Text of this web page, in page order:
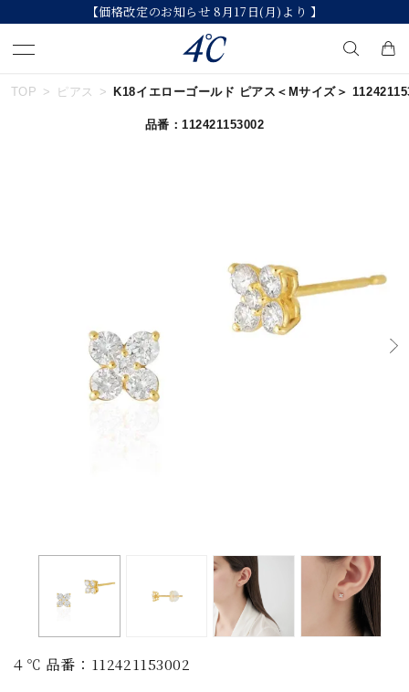
【価格改定のお知らせ 8月17日(月)より 】
キーワードで検索する
誕生石
TOP ピアス K18イエローゴールド ピアス＜Mサイズ＞
品番：112421153002
４℃ 品番：112421153002